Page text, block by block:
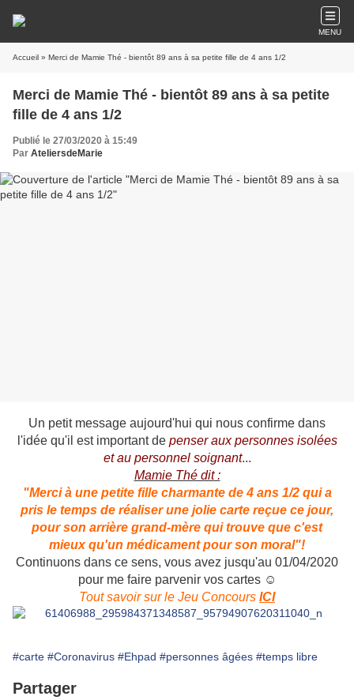
MENU
Accueil » Merci de Mamie Thé - bientôt 89 ans à sa petite fille de 4 ans 1/2
Merci de Mamie Thé - bientôt 89 ans à sa petite
fille de 4 ans 1/2
Publié le 27/03/2020 à 15:49
Par AteliersdeMarie
Un petit message aujourd'hui qui nous confirme dans
l'idée qu'il est important de penser aux personnes isolées
et au personnel soignant...
Mamie Thé dit :
"Merci à une petite fille charmante de 4 ans 1/2 qui a
pris le temps de réaliser une jolie carte reçue ce jour,
pour son arrière grand-mère qui trouve que c'est
mieux qu'un médicament pour son moral"!
Continuons dans ce sens, vous avez jusqu'au 01/04/2020
pour me faire parvenir vos cartes ☺
Tout savoir sur le Jeu Concours ICI
#carte #Coronavirus #Ehpad #personnes âgées #temps libre
Partager